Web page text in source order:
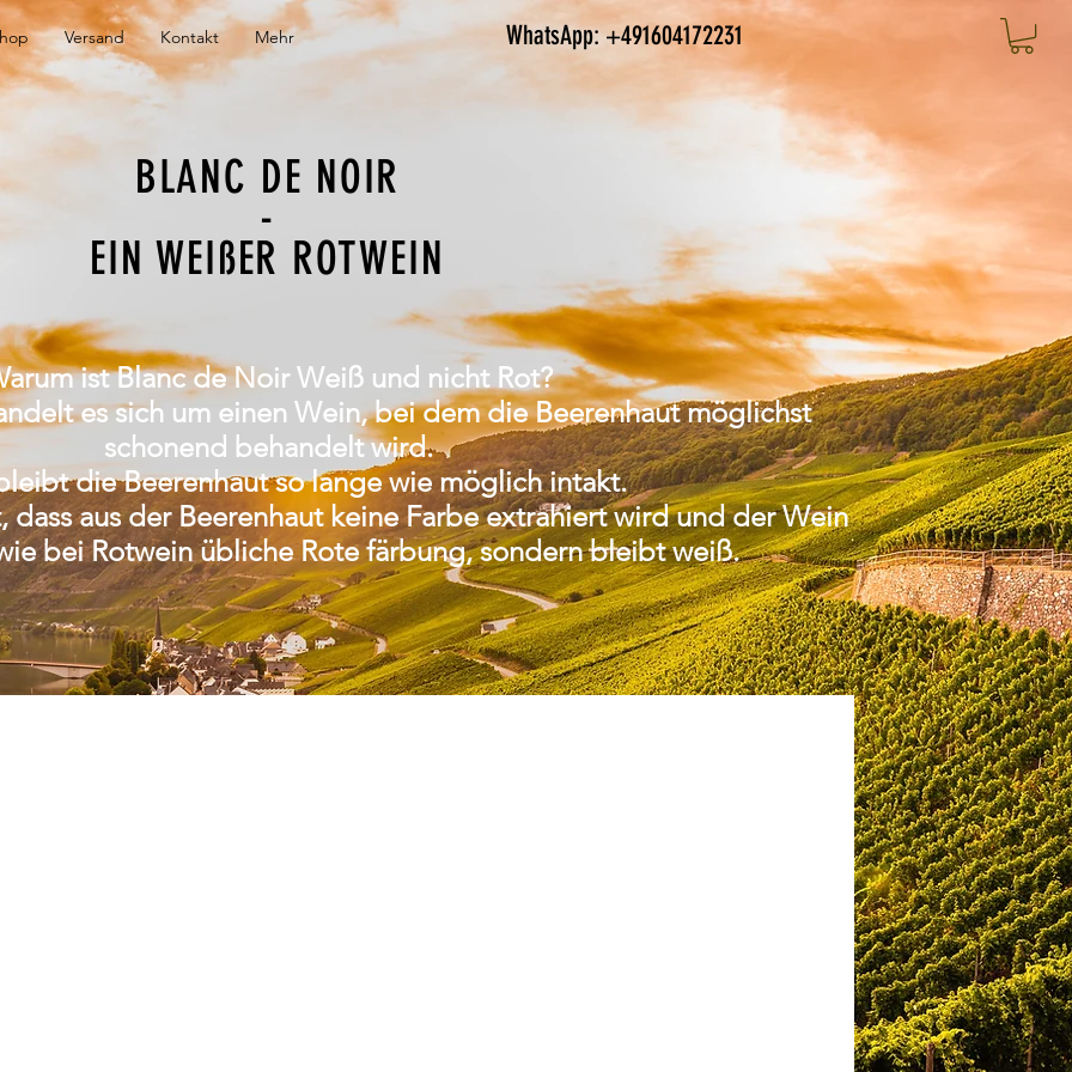
WhatsApp: +491604172231
Versand Kontakt Mehr
BLANC DE NOIR
-
EIN WEIßER ROTWEIN
ist Blanc de Noir Weiß und nicht Rot?
es sich um einen Wein, bei dem die Beerenhaut möglichst
schonend behandelt wird.
die Beerenhaut so lange wie möglich intakt.
aus der Beerenhaut keine Farbe extrahiert wird und der Wein
bei Rotwein übliche Rote färbung, sondern bleibt weiß.